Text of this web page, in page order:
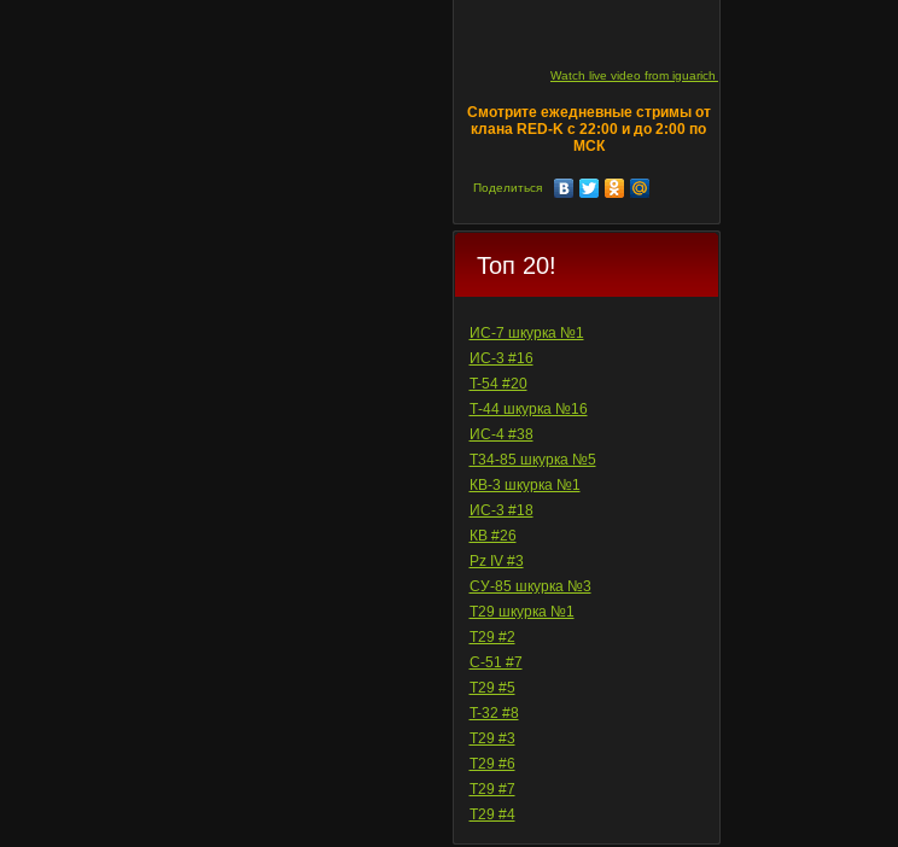
Watch live video from iguarich on ru.twitch.tv
Смотрите ежедневные стримы от
клана RED-K с 22:00 и до 2:00 по
МСК
Поделиться
Топ 20!
ИС-7 шкурка №1
ИС-3 #16
T-54 #20
Т-44 шкурка №16
ИС-4 #38
Т34-85 шкурка №5
КВ-3 шкурка №1
ИС-3 #18
КВ #26
Pz IV #3
СУ-85 шкурка №3
T29 шкурка №1
T29 #2
С-51 #7
T29 #5
T-32 #8
T29 #3
T29 #6
T29 #7
T29 #4